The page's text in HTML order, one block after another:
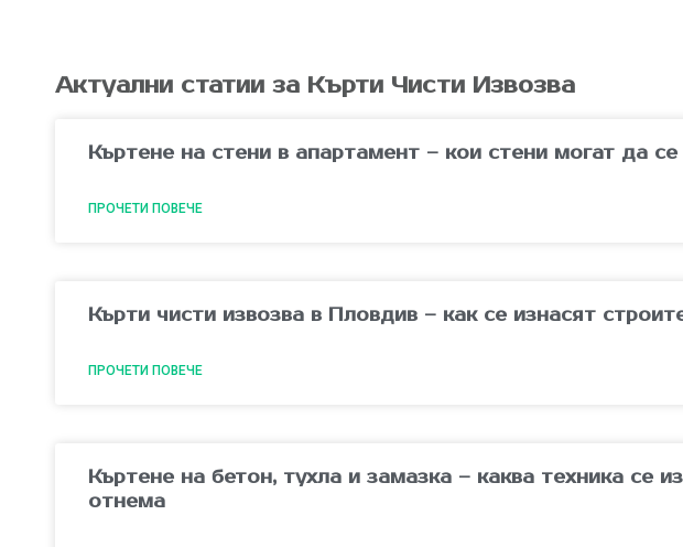
Актуални статии за Кърти Чисти Извозва
Къртене на стени в апартамент – кои стени могат да
ПРОЧЕТИ ПОВЕЧЕ
Кърти чисти извозва в Пловдив – как се изнасят
ПРОЧЕТИ ПОВЕЧЕ
Къртене на бетон, тухла и замазка – каква техника се
отнема